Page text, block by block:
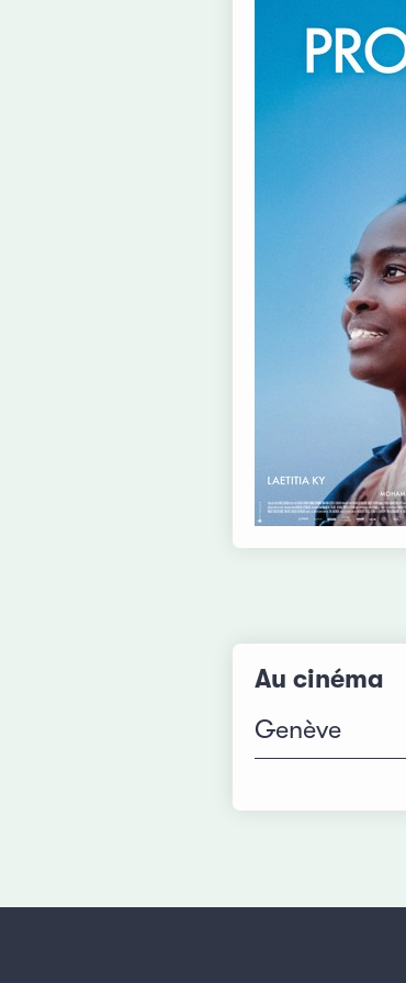
Au cinéma
Genève